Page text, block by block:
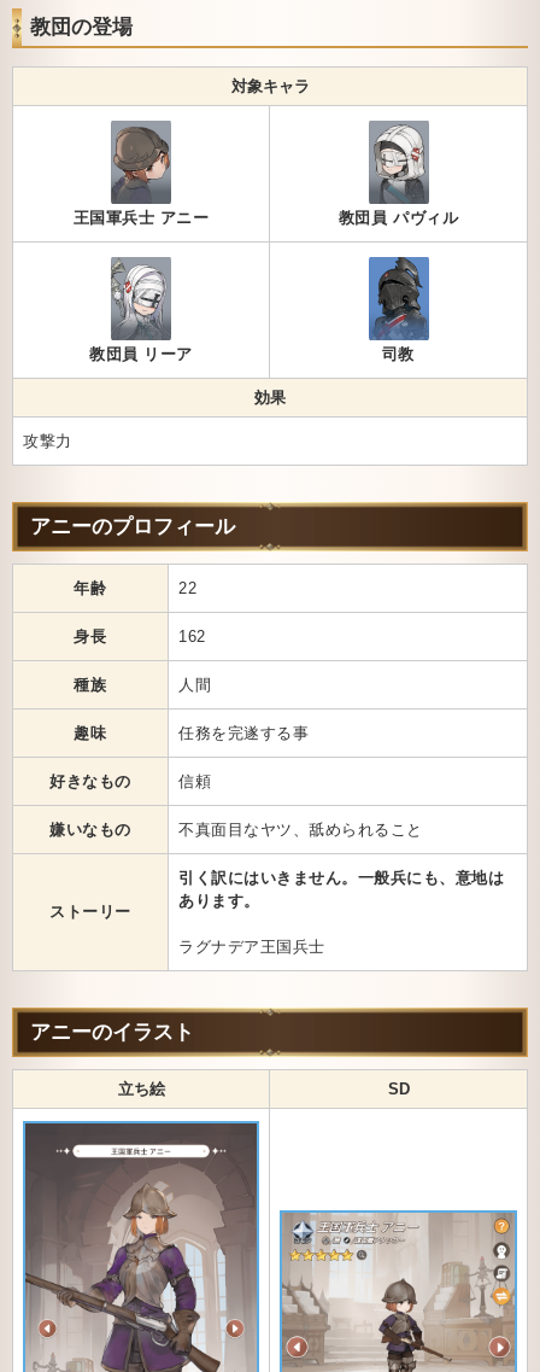
教団の登場
対象キャラ
王国軍兵士 アニー 教団員 パヴィル
教団員 リーア 司教
効果
攻撃力
アニーのプロフィール
年齢 22
身長 162
種族 人間
趣味 任務を完遂する事
好きなもの 信頼
嫌いなもの 不真面目なヤツ、舐められること
ストーリー
引く訳にはいきません。一般兵にも、意地は
あります。
ラグナデア王国兵士
アニーのイラスト
立ち絵 SD